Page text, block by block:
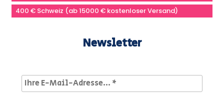
400 € Schweiz (ab 15000 € kostenloser Versand)
Newsletter